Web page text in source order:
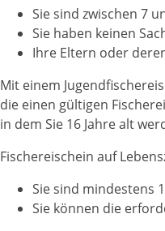
Sie sind zwischen 7
Sie haben keinen
Ihre Eltern oder
Mit einem
die einen gültigen
in dem Sie 16 Jahre alt
Fischereischein auf
Sie sind mindestens
Sie können die